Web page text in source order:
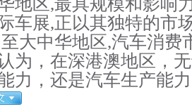
车展,正以其独特的市
大中华地区,汽车消费
为，在深港澳地区，
力，还是汽车生产能